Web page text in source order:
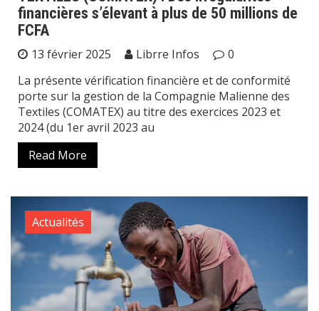
financières s’élevant à plus de 50 millions de
FCFA
13 février 2025 Librre Infos
0
La présente vérification financière et de conformité
porte sur la gestion de la Compagnie Malienne des
Textiles (COMATEX) au titre des exercices 2023 et
2024 (du 1er avril 2023 au
Read More
Actualités